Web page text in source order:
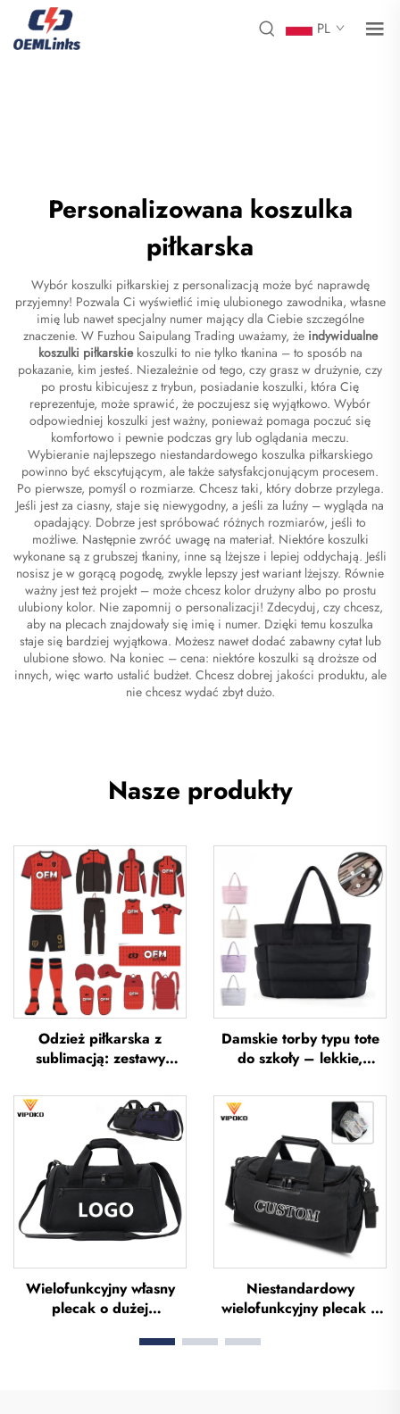
PL
Personalizowana koszulka
piłkarska
Wybór koszulki piłkarskiej z personalizacją może być naprawdę
przyjemny! Pozwala Ci wyświetlić imię ulubionego zawodnika, własne
imię lub nawet specjalny numer mający dla Ciebie szczególne
znaczenie. W Fuzhou Saipulang Trading uważamy, że indywidualne
koszulki piłkarskie koszulki to nie tylko tkanina – to sposób na
pokazanie, kim jesteś. Niezależnie od tego, czy grasz w drużynie, czy
po prostu kibicujesz z trybun, posiadanie koszulki, która Cię
reprezentuje, może sprawić, że poczujesz się wyjątkowo. Wybór
odpowiedniej koszulki jest ważny, ponieważ pomaga poczuć się
komfortowo i pewnie podczas gry lub oglądania meczu.
Wybieranie najlepszego niestandardowego koszulka piłkarskiego
powinno być ekscytującym, ale także satysfakcjonującym procesem.
Po pierwsze, pomyśl o rozmiarze. Chcesz taki, który dobrze przylega.
Jeśli jest za ciasny, staje się niewygodny, a jeśli za luźny – wygląda na
opadający. Dobrze jest spróbować różnych rozmiarów, jeśli to
możliwe. Następnie zwróć uwagę na materiał. Niektóre koszulki
wykonane są z grubszej tkaniny, inne są lżejsze i lepiej oddychają. Jeśli
nosisz je w gorącą pogodę, zwykle lepszy jest wariant lżejszy. Równie
ważny jest też projekt – może chcesz kolor drużyny albo po prostu
ulubiony kolor. Nie zapomnij o personalizacji! Zdecyduj, czy chcesz,
aby na plecach znajdowały się imię i numer. Dzięki temu koszulka
staje się bardziej wyjątkowa. Możesz nawet dodać zabawny cytat lub
ulubione słowo. Na koniec – cena: niektóre koszulki są droższe od
innych, więc warto ustalić budżet. Chcesz dobrej jakości produktu, ale
nie chcesz wydać zbyt dużo.
Nasze produkty
Odzież piłkarska z
sublimacją: zestawy
mężczyzn do treningów,
niestandardowa odzież
sportowa do piłki nożnej,
uniformy drużyn
piłkarskich
Damskie torby typu tote
do szkoły – lekkie,
wycieczki i wypoczynek
na otwartym powietrzu,
miękkie torebki ręczne do
biura, wodoodporne
torby typu tote z poliestru
Wielofunkcyjny własny
plecak o dużej
sportowa do siłowni dla
Niestandardowy
wielofunkcyjny plecak o
sportu i siłowni dla kobiet